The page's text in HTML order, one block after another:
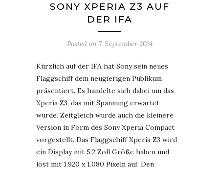
SONY XPERIA Z3 AUF
DER IFA
Posted on 7. September 2014
Kürzlich auf der IFA hat Sony sein neues
Flaggschiff dem neugierigen Publikum
präsentiert. Es handelte sich dabei um das
Xperia Z3, das mit Spannung erwartet
wurde. Zeitgleich wurde auch die kleinere
Version in Form des Sony Xperia Compact
vorgestellt. Das Flaggschiff Xperia Z3 wird
ein Display mit 5,2 Zoll Größe haben und
löst mit 1.920 x 1.080 Pixeln auf. Den